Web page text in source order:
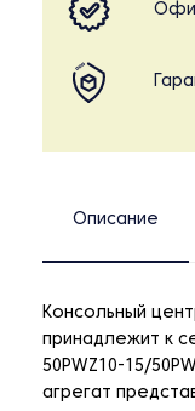
Описание
Консольный
принадлежит к
50PWZ10-15/
агрегат